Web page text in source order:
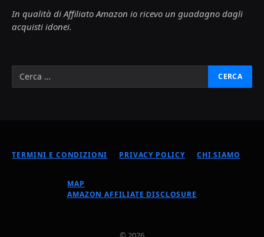
In qualità di Affiliato Amazon io ricevo un guadagno dagli
acquisti idonei.
TERMINI E CONDIZIONI PRIVACY POLICY CHI SIAMO
MAP
AMAZON AFFILIATE DISCLOSURE